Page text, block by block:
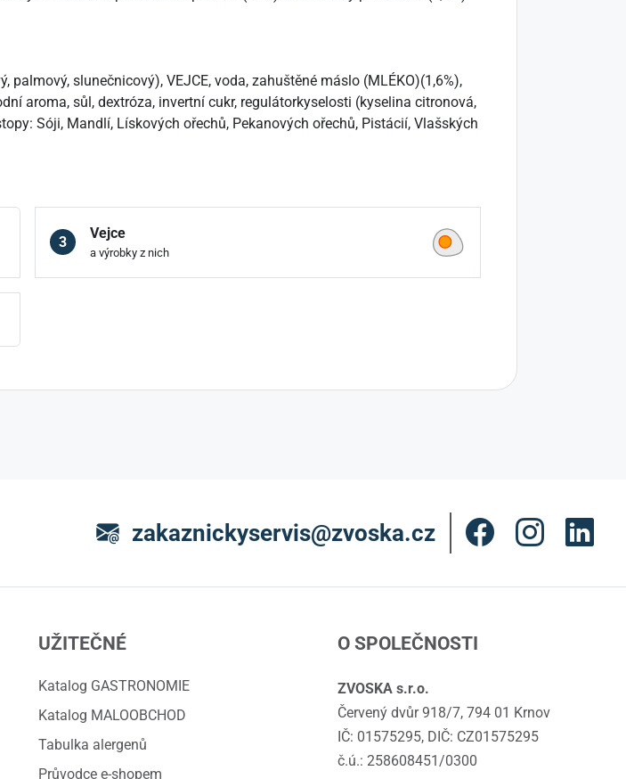
palmový, slunečnicový), VEJCE, voda, zahuštěné máslo (MLÉKO)(1,6%),
aroma, sůl, dextróza, invertní cukr, regulátorkyselosti (kyselina citronová,
Sóji, Mandlí, Lískových ořechů, Pekanových ořechů, Pistácií, Vlašských
3
Vejce
a výrobky z nich
zakaznickyservis@zvoska.cz
UŽITEČNÉ
Katalog GASTRONOMIE
Katalog MALOOBCHOD
Tabulka alergenů
Průvodce e-shopem
O SPOLEČNOSTI
ZVOSKA s.r.o.
Červený dvůr 918/7, 794 01 Krnov
IČ: 01575295, DIČ: CZ01575295
č.ú.: 258608451/0300